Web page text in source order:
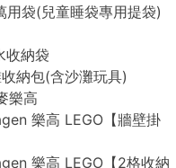
用袋(兒童睡袋專用提袋)
收納袋
納包(含沙灘玩具)
樂高
樂高 LEGO【牆壁掛
樂高 LEGO【2格收納